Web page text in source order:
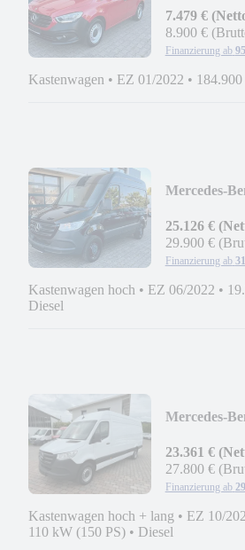
7.479 €
8.900 €
Finanzierung ab
Kastenwagen • EZ 01/2022 •
Mercedes-
25.126 €
29.900 €
Finanzierung ab
Kastenwagen hoch • EZ 06/2022 •
Diesel
Mercedes-
23.361 €
27.800 €
Finanzierung ab
Kastenwagen hoch + lang • EZ 10/
110 kW (150 PS) • Diesel